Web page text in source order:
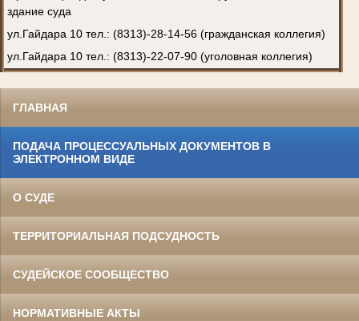
здание суда
ул.Гайдара 10 тел.: (8313)-28-14-56 (гражданская коллегия)
ул.Гайдара 10 тел.: (8313)-22-07-90 (уголовная коллегия)
ГЛАВНАЯ
ПОДАЧА ПРОЦЕССУАЛЬНЫХ ДОКУМЕНТОВ В
ЭЛЕКТРОННОМ ВИДЕ
О СУДЕ
ТЕРРИТОРИАЛЬНАЯ ПОДСУДНОСТЬ
СУДЕЙСКОЕ СООБЩЕСТВО
НОРМАТИВНЫЕ АКТЫ